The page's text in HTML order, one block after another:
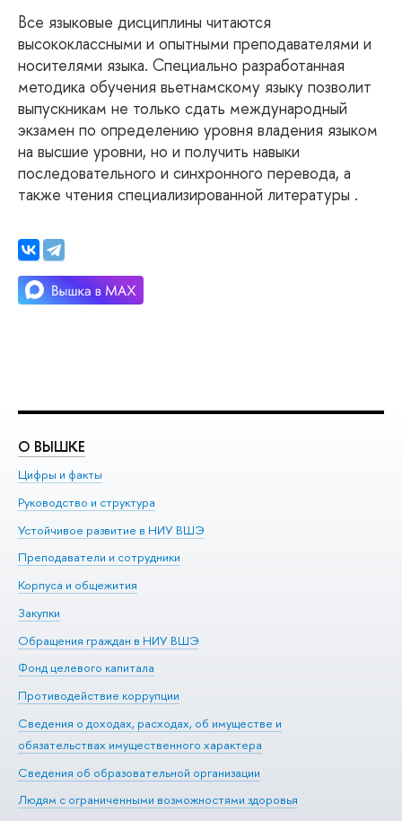
Все языковые дисциплины читаются
высококлассными и опытными преподавателями и
носителями языка. Специально разработанная
методика обучения вьетнамскому языку позволит
выпускникам не только сдать международный
экзамен по определению уровня владения языком
на высшие уровни, но и получить навыки
последовательного и синхронного перевода, а
также чтения специализированной литературы .
О ВЫШКЕ
Цифры и факты
Руководство и структура
Устойчивое развитие в НИУ ВШЭ
Преподаватели и сотрудники
Корпуса и общежития
Закупки
Обращения граждан в НИУ ВШЭ
Фонд целевого капитала
Противодействие коррупции
Сведения о доходах, расходах, об имуществе и
обязательствах имущественного характера
Сведения об образовательной организации
Людям с ограниченными возможностями здоровья